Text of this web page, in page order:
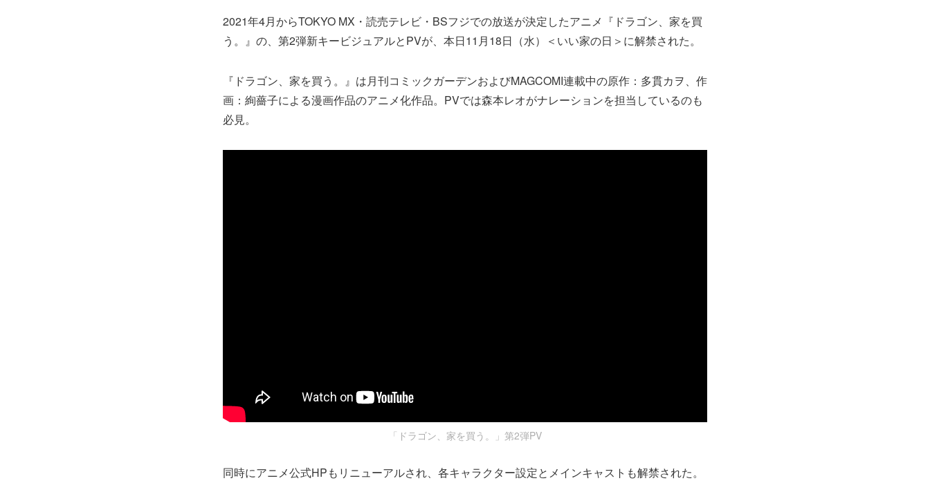
2021年4月からTOKYO MX・読売テレビ・BSフジでの放送が決定したアニメ『ドラゴン、家を買
う。』の、第2弾新キービジュアルとPVが、本日11月18日（水）＜いい家の日＞に解禁された。
『ドラゴン、家を買う。』は月刊コミックガーデンおよびMAGCOMI連載中の原作：多貫カヲ、作
画：絢薔子による漫画作品のアニメ化作品。PVでは森本レオがナレーションを担当しているのも
必見。
「ドラゴン、家を買う。」第2弾PV
同時にアニメ公式HPもリニューアルされ、各キャラクター設定とメインキャストも解禁された。